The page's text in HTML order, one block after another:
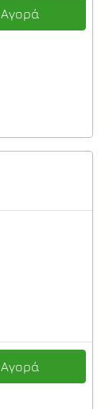
Αγορά
Αγορά